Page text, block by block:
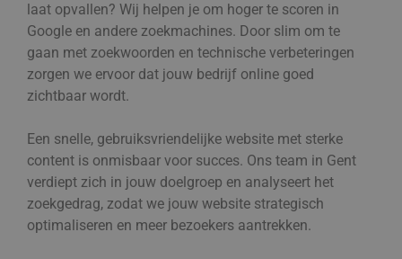
laat opvallen? Wij helpen je om hoger te scoren in
Google en andere zoekmachines. Door slim om te
gaan met zoekwoorden en technische verbeteringen
zorgen we ervoor dat jouw bedrijf online goed
zichtbaar wordt.
Een snelle, gebruiksvriendelijke website met sterke
content is onmisbaar voor succes. Ons team in Gent
verdiept zich in jouw doelgroep en analyseert het
zoekgedrag, zodat we jouw website strategisch
optimaliseren en meer bezoekers aantrekken.